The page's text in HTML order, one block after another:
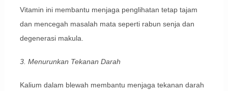
Vitamin ini membantu menjaga penglihatan tetap tajam
dan mencegah masalah mata seperti rabun senja dan
degenerasi makula.
3. Menurunkan Tekanan Darah
Kalium dalam blewah membantu menjaga tekanan darah